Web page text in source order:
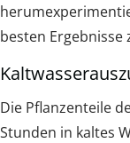
besten Ergebnisse
Die Pflanzenteile
Stunden in kaltes